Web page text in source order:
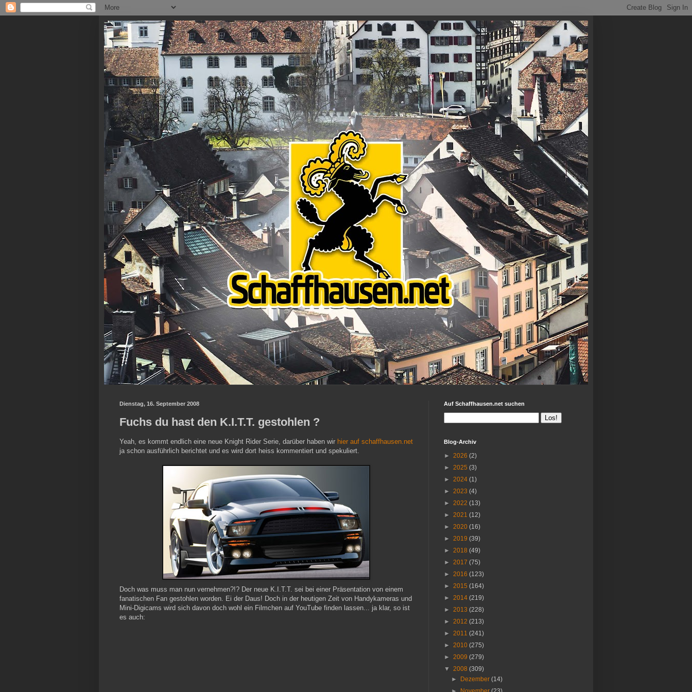
Dienstag, 16. September 2008
Fuchs du hast den K.I.T.T. gestohlen ?
Yeah, es kommt endlich eine neue Knight Rider Serie, darüber haben wir hier auf schaffhausen.net
ja schon ausführlich berichtet und es wird dort heiss kommentiert und spekuliert.
Doch was muss man nun vernehmen?!? Der neue K.I.T.T. sei bei einer Präsentation von einem
fanatischen Fan gestohlen worden. Ei der Daus! Doch in der heutigen Zeit von Handykameras und
Mini-Digicams wird sich davon doch wohl ein Filmchen auf YouTube finden lassen... ja klar, so ist
es auch:
Auf Schaffhausen.net suchen
Blog-Archiv
► 2026 (2)
► 2025 (3)
► 2024 (1)
► 2023 (4)
► 2022 (13)
► 2021 (12)
► 2020 (16)
► 2019 (39)
► 2018 (49)
► 2017 (75)
► 2016 (123)
► 2015 (164)
► 2014 (219)
► 2013 (228)
► 2012 (213)
► 2011 (241)
► 2010 (275)
► 2009 (279)
▼ 2008 (309)
►
Dezember(14)